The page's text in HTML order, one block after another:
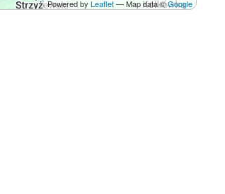
Powered by Leaflet— Map data ©Google